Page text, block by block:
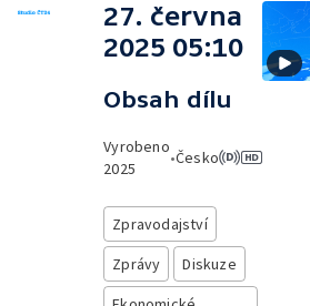
27. června
2025 05:10
Obsah dílu
Vyrobeno
2025
•Česko
Zpravodajství
Zprávy
Diskuze